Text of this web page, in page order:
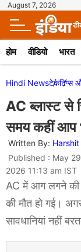
August 7, 2026
होम वीडियो भारत
Hindi Newsटेकटिप्स
AC ब्लास्ट से
समय कहीं आप
Written By:
Published : May
2026 11:13 am IST
AC में आग लगने की
की मौत हो गई।
सावधानियां नहीं